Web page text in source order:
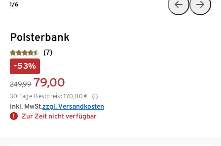
Polsterbank
(7)
-53%
249,99 79,00
30-Tage-Bestpreis: 170,00 €
inkl. MwSt.zzgl. Versandkosten
Zur Zeit nicht verfügbar
1/6